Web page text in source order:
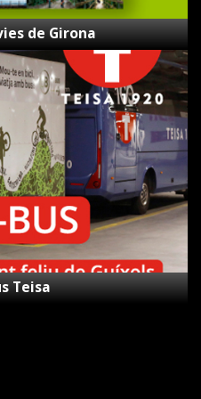
de Girona
Teisa